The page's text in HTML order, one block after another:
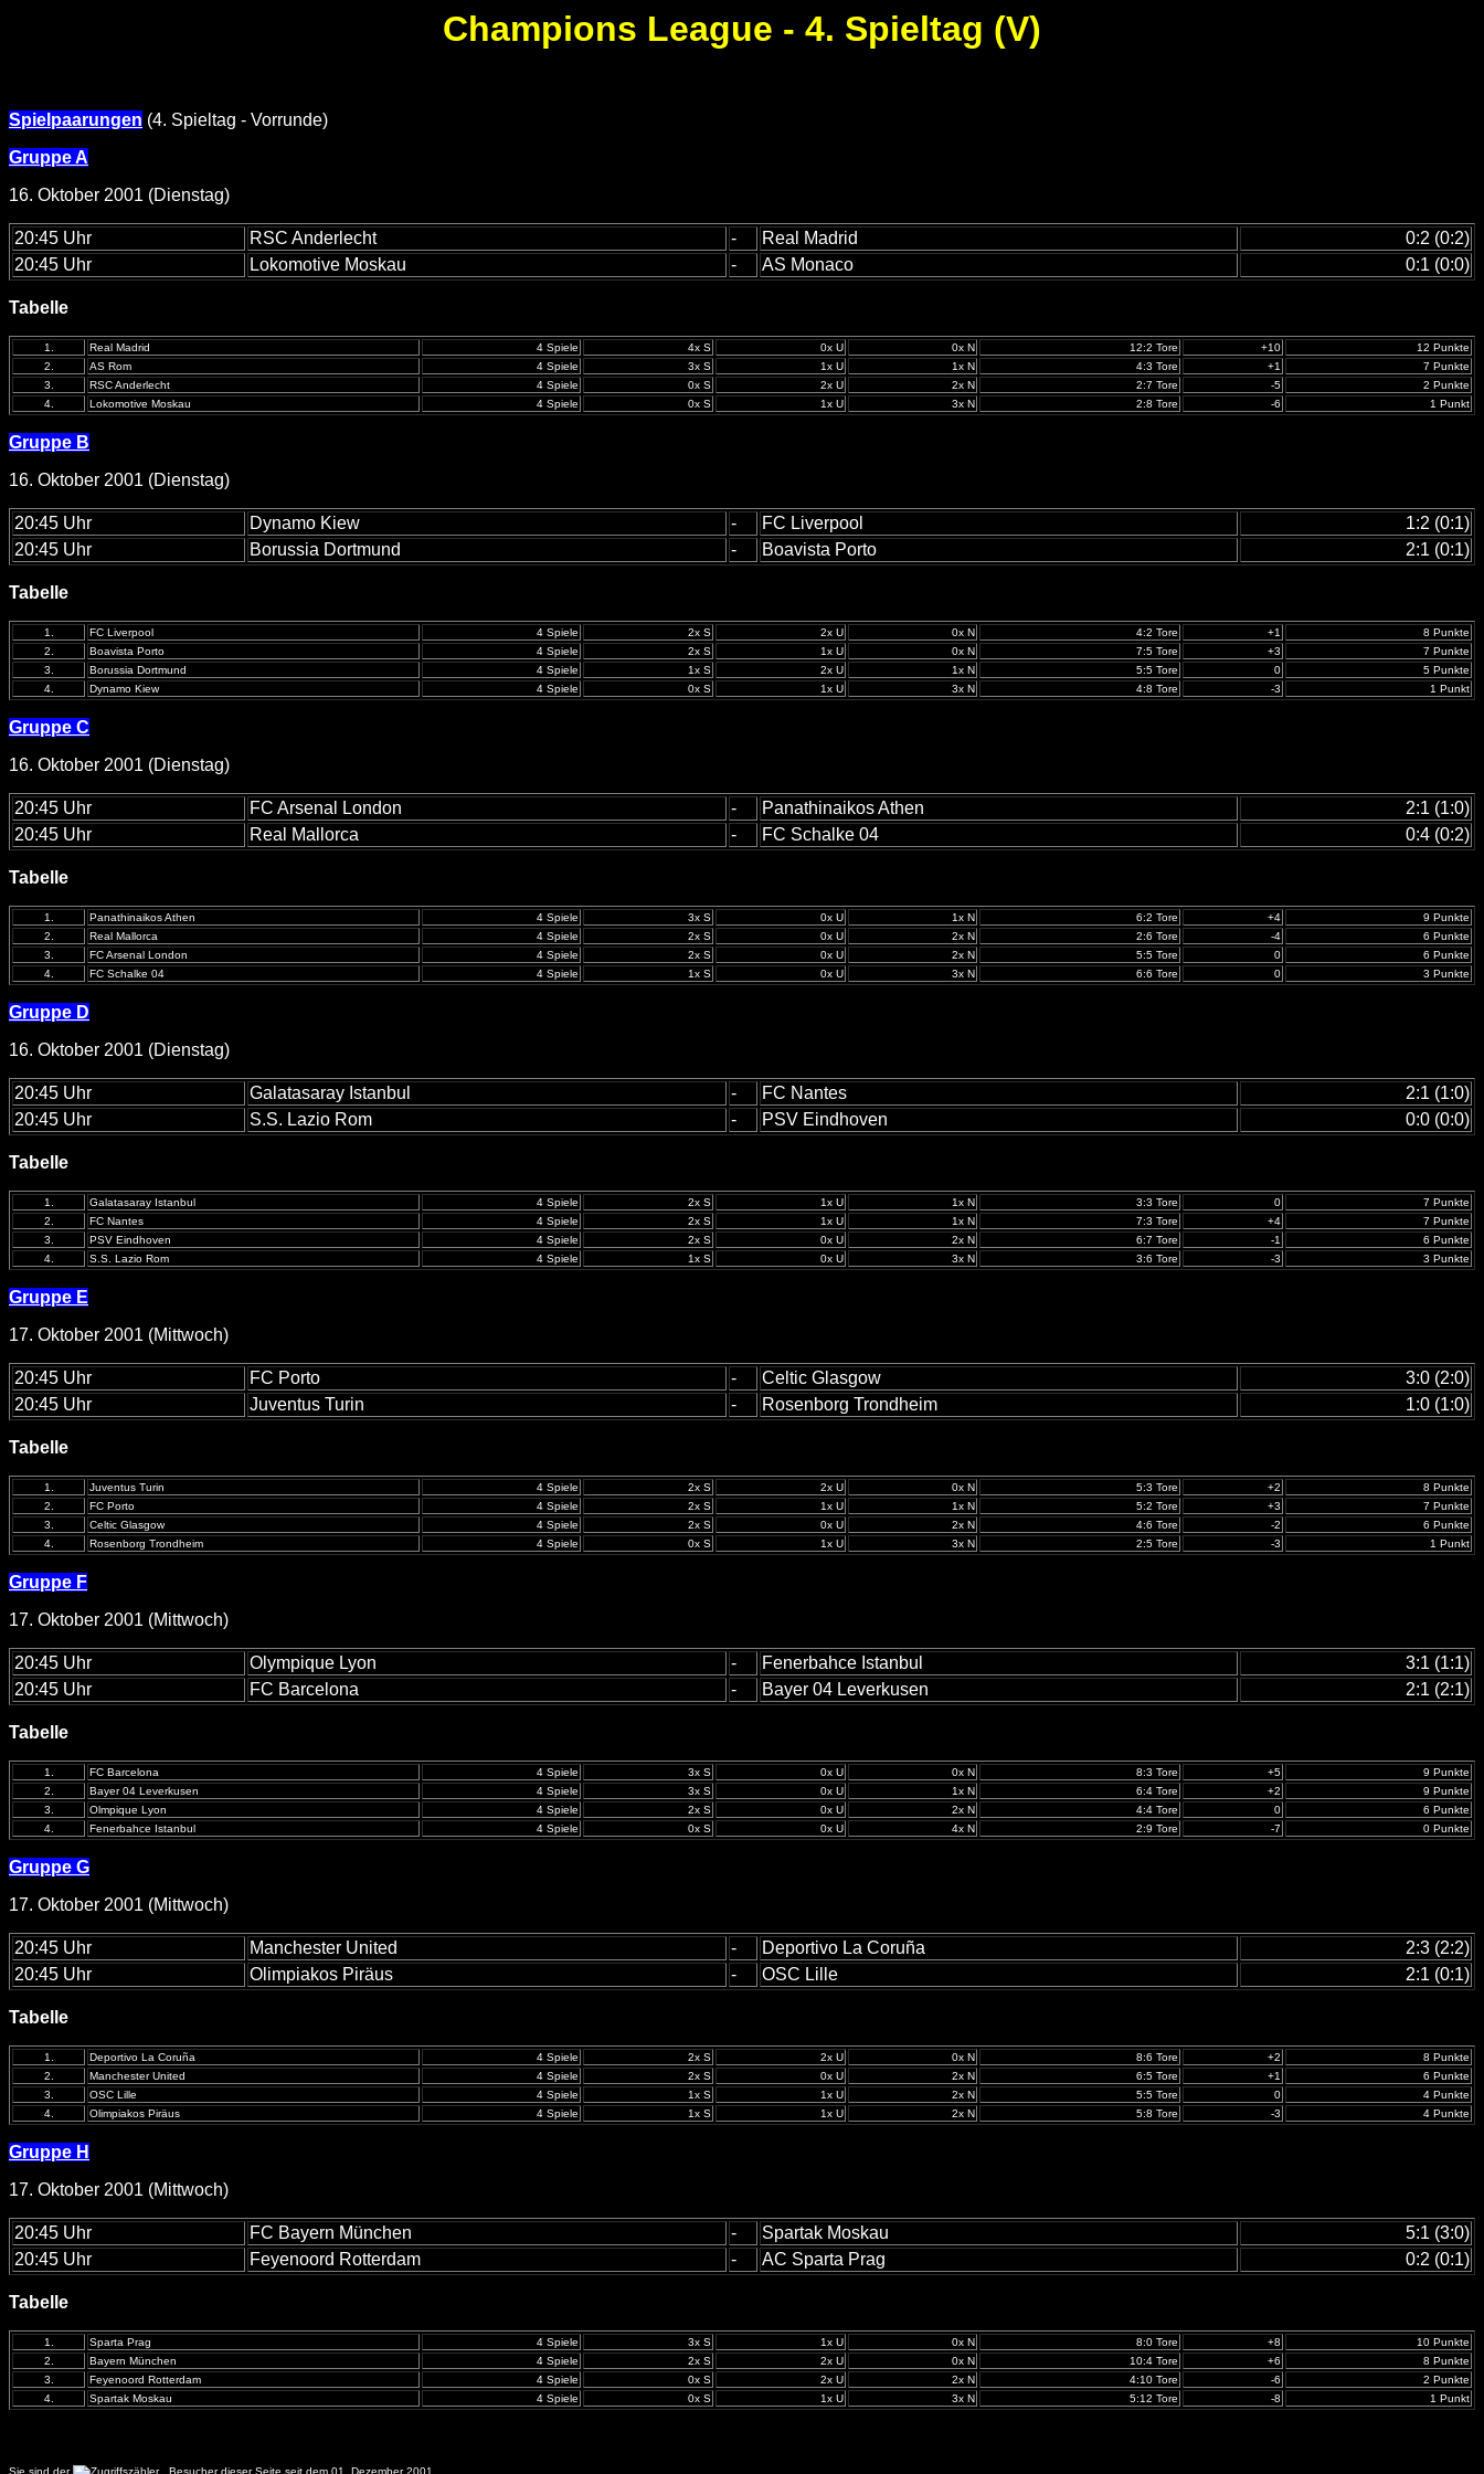
Champions League - 4. Spieltag (V)
Spielpaarungen (4. Spieltag - Vorrunde)
Gruppe A
16. Oktober 2001 (Dienstag)
20:45 Uhr RSC Anderlecht - Real Madrid
0:2 (0:2)
20:45 Uhr
Lokomotive Moskau - AS Monaco 0:1 (0:0)
Tabelle
1. Real Madrid 4 Spiele 4x S 0x U 0x N 12:2 Tore +10
12 Punkte
2.
AS Rom 4 Spiele 3x S 1x U 1x N 4:3 Tore +1
7 Punkte
3.
RSC Anderlecht 4 Spiele 0x S 2x U 2x N 2:7 Tore -5
2 Punkte
4.
Lokomotive Moskau 4 Spiele 0x S 1x U 3x N 2:8 Tore -6 1 Punkt
Gruppe B
16. Oktober 2001 (Dienstag)
20:45 Uhr Dynamo Kiew - FC Liverpool
1:2 (0:1)
20:45 Uhr
Borussia Dortmund - Boavista Porto 2:1 (0:1)
Tabelle
1. FC Liverpool 4 Spiele 2x S 2x U 0x N 4:2 Tore +1
8 Punkte
2.
Boavista Porto 4 Spiele 2x S 1x U 0x N 7:5 Tore +3
7 Punkte
3.
Borussia Dortmund 4 Spiele 1x S 2x U 1x N 5:5 Tore 0
5 Punkte
4.
Dynamo Kiew 4 Spiele 0x S 1x U 3x N 4:8 Tore -3 1 Punkt
Gruppe C
16. Oktober 2001 (Dienstag)
20:45 Uhr FC Arsenal London - Panathinaikos Athen
2:1 (1:0)
20:45 Uhr
Real Mallorca - FC Schalke 04 0:4 (0:2)
Tabelle
1. Panathinaikos Athen 4 Spiele 3x S 0x U 1x N 6:2 Tore +4
9 Punkte
2.
Real Mallorca 4 Spiele 2x S 0x U 2x N 2:6 Tore -4
6 Punkte
3.
FC Arsenal London 4 Spiele 2x S 0x U 2x N 5:5 Tore 0
6 Punkte
4.
FC Schalke 04 4 Spiele 1x S 0x U 3x N 6:6 Tore 0 3 Punkte
Gruppe D
16. Oktober 2001 (Dienstag)
20:45 Uhr Galatasaray Istanbul - FC Nantes
2:1 (1:0)
20:45 Uhr
S.S. Lazio Rom - PSV Eindhoven 0:0 (0:0)
Tabelle
1. Galatasaray Istanbul 4 Spiele 2x S 1x U 1x N 3:3 Tore 0
7 Punkte
2.
FC Nantes 4 Spiele 2x S 1x U 1x N 7:3 Tore +4
7 Punkte
3.
PSV Eindhoven 4 Spiele 2x S 0x U 2x N 6:7 Tore -1
6 Punkte
4.
S.S. Lazio Rom 4 Spiele 1x S 0x U 3x N 3:6 Tore -3 3 Punkte
Gruppe E
17. Oktober 2001 (Mittwoch)
20:45 Uhr FC Porto - Celtic Glasgow
3:0 (2:0)
20:45 Uhr
Juventus Turin - Rosenborg Trondheim 1:0 (1:0)
Tabelle
1. Juventus Turin 4 Spiele 2x S 2x U 0x N 5:3 Tore +2
8 Punkte
2.
FC Porto 4 Spiele 2x S 1x U 1x N 5:2 Tore +3
7 Punkte
3.
Celtic Glasgow 4 Spiele 2x S 0x U 2x N 4:6 Tore -2
6 Punkte
4.
Rosenborg Trondheim 4 Spiele 0x S 1x U 3x N 2:5 Tore -3 1 Punkt
Gruppe F
17. Oktober 2001 (Mittwoch)
20:45 Uhr Olympique Lyon - Fenerbahce Istanbul
3:1 (1:1)
20:45 Uhr
FC Barcelona - Bayer 04 Leverkusen 2:1 (2:1)
Tabelle
1. FC Barcelona 4 Spiele 3x S 0x U 0x N 8:3 Tore +5
9 Punkte
2.
Bayer 04 Leverkusen 4 Spiele 3x S 0x U 1x N 6:4 Tore +2
9 Punkte
3.
Olmpique Lyon 4 Spiele 2x S 0x U 2x N 4:4 Tore 0
6 Punkte
4.
Fenerbahce Istanbul 4 Spiele 0x S 0x U 4x N 2:9 Tore -7 0 Punkte
Gruppe G
17. Oktober 2001 (Mittwoch)
20:45 Uhr Manchester United - Deportivo La Coruña
2:3 (2:2)
20:45 Uhr
Olimpiakos Piräus - OSC Lille 2:1 (0:1)
Tabelle
1. Deportivo La Coruña 4 Spiele 2x S 2x U 0x N 8:6 Tore +2
8 Punkte
2.
Manchester United 4 Spiele 2x S 0x U 2x N 6:5 Tore +1
6 Punkte
3.
OSC Lille 4 Spiele 1x S 1x U 2x N 5:5 Tore 0
4 Punkte
4.
Olimpiakos Piräus 4 Spiele 1x S 1x U 2x N 5:8 Tore -3 4 Punkte
Gruppe H
17. Oktober 2001 (Mittwoch)
20:45 Uhr FC Bayern München - Spartak Moskau
5:1 (3:0)
20:45 Uhr
Feyenoord Rotterdam - AC Sparta Prag 0:2 (0:1)
Tabelle
1. Sparta Prag 4 Spiele 3x S 1x U 0x N 8:0 Tore +8
10 Punkte
2.
Bayern München 4 Spiele 2x S 2x U 0x N 10:4 Tore +6
8 Punkte
3.
Feyenoord Rotterdam 4 Spiele 0x S 2x U 2x N 4:10 Tore -6
2 Punkte
4.
Spartak Moskau 4 Spiele 0x S 1x U 3x N 5:12 Tore -8 1 Punkt